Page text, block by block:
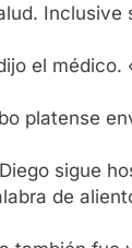
el
platense
sigue
de